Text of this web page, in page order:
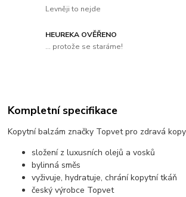
Levněji to nejde
HEUREKA OVĚŘENO
... protože se staráme!
Kompletní specifikace
Kopytní balzám značky Topvet pro zdravá
složení z luxusních olejů a vosků
bylinná směs
vyživuje, hydratuje, chrání kopytní tkáň
český výrobce Topvet